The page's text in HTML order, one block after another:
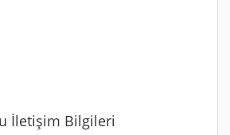
İletişim Bilgileri